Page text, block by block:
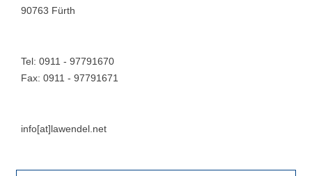
90763 Fürth
Tel: 0911 - 97791670
Fax: 0911 - 97791671
info[at]lawendel.net